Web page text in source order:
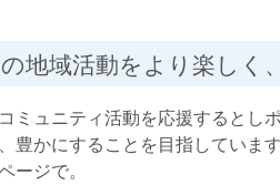
地域活動をより楽しく
ミュニティ活動を応援するとし
豊かにすることを目指しています
ジで。